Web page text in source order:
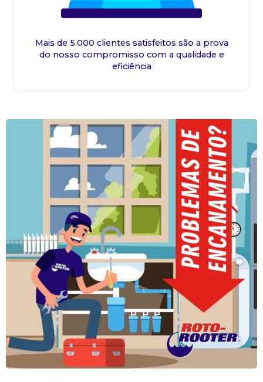
Mais de 5.000 clientes satisfeitos são a prova
do nosso compromisso com a qualidade e
eficiência